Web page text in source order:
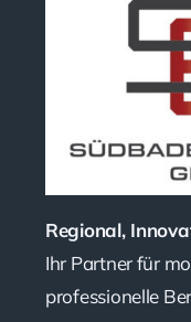
Regional,
Ihr Partner für
professionelle